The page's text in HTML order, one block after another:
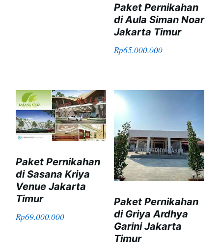
Paket Pernikahan
di Aula Siman Noar
Jakarta Timur
Rp65.000.000
Paket Pernikahan
di Sasana Kriya
Venue Jakarta
Timur
Rp69.000.000
Paket Pernikahan
di Griya Ardhya
Garini Jakarta
Timur